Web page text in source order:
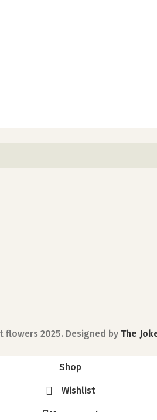
flowers 2025. Designed by The
Shop
Wishlist
My account